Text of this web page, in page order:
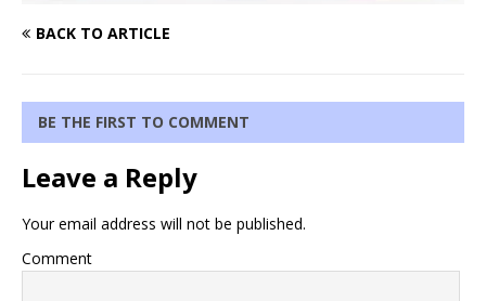
BACK TO ARTICLE
BE THE FIRST TO COMMENT
Leave a Reply
Your email address will not be published.
Comment